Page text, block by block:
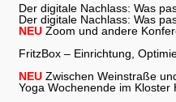
Der digitale Nachlass: Was
Der digitale Nachlass: Was
NEU Zoom und andere
FritzBox – Einrichtung,
NEU Zwischen Weinstraße
Yoga Wochenende im Kloster